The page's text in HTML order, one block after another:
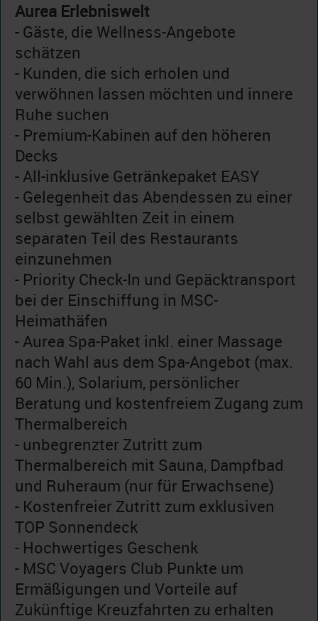
Aurea Erlebniswelt
- Gäste, die Wellness-Angebote
schätzen
- Kunden, die sich erholen und
verwöhnen lassen möchten und innere
Ruhe suchen
- Premium-Kabinen auf den höheren
Decks
- All-inklusive Getränkepaket EASY
- Gelegenheit das Abendessen zu einer
selbst gewählten Zeit in einem
separaten Teil des Restaurants
einzunehmen
- Priority Check-In und Gepäcktransport
bei der Einschiffung in MSC-
Heimathäfen
- Aurea Spa-Paket inkl. einer Massage
nach Wahl aus dem Spa-Angebot (max.
60 Min.), Solarium, persönlicher
Beratung und kostenfreiem Zugang zum
Thermalbereich
- unbegrenzter Zutritt zum
Thermalbereich mit Sauna, Dampfbad
und Ruheraum (nur für Erwachsene)
- Kostenfreier Zutritt zum exklusiven
TOP Sonnendeck
- Hochwertiges Geschenk
- MSC Voyagers Club Punkte um
Ermäßigungen und Vorteile auf
Zukünftige Kreuzfahrten zu erhalten